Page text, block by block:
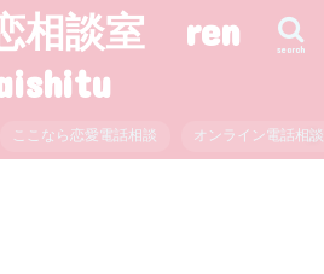
相談室 ren
search
ここなら恋愛電話相談 オンライン電話相